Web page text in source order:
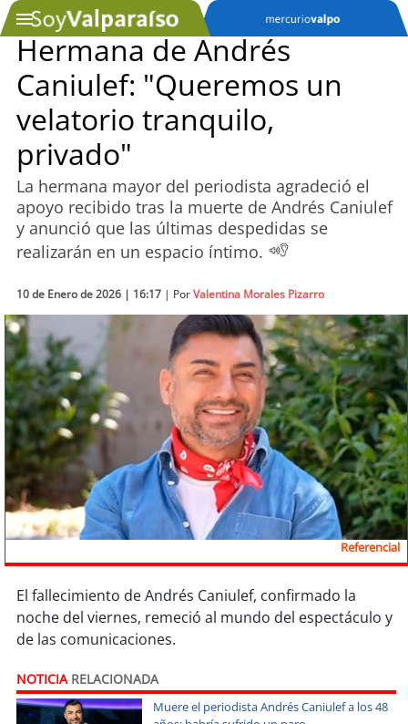
SOYTV
Podcast
Actualidad
Entretención
Economía
Deportes
Tecnología
Sostenibilidad
soychile
soyarica
soycalama
soyantofagasta
soycopiapó
Hermana de Andrés
Caniulef: "Queremos un
velatorio tranquilo,
privado"
La hermana mayor del periodista agradeció el
apoyo recibido tras la muerte de Andrés Caniulef
y anunció que las últimas despedidas se
realizarán en un espacio íntimo.
10 de Enero de 2026 | 16:17 | PorValentina Morales Pizarro
Referencial
El fallecimiento de Andrés Caniulef, confirmado la
noche del viernes, remeció al mundo del espectáculo y
de las comunicaciones.
NOTICIARELACIONADA
Muere el periodista Andrés Caniulef a los 48